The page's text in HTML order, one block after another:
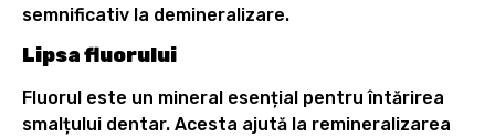
semnificativ la demineralizare.
Lipsa fluorului
Fluorul este un mineral esențial pentru întărirea
smalțului dentar. Acesta ajută la remineralizarea